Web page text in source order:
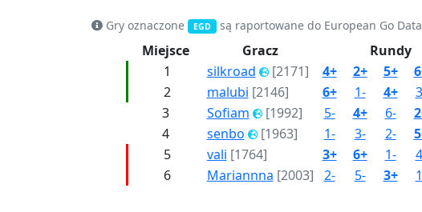
Gry oznaczone EGD są raportowane do European Go
Miejsce Gracz Rundy
1
silkroad [2171] 4+ 2+ 5+
2
malubi [2146] 6+ 1- 4+
3
Sofiam [1992] 5- 4+ 6-
4
senbo [1963] 1- 3- 2-
5
vali [1764] 3+ 6+ 1-
6
Mariannna [2003] 2- 5- 3+